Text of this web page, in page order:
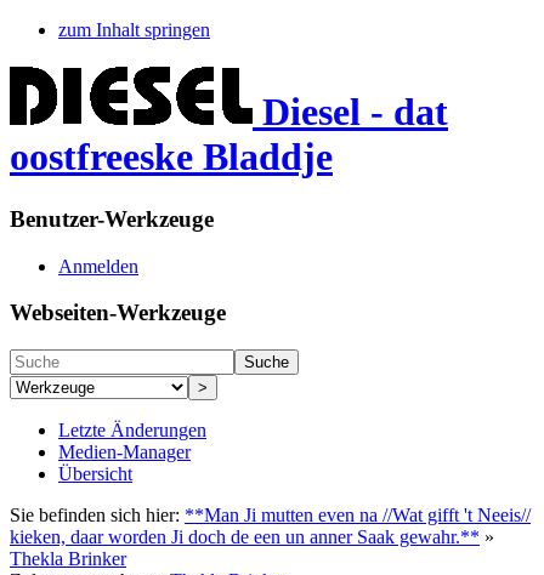
zum Inhalt springen
Diesel - dat
oostfreeske Bladdje
Benutzer-Werkzeuge
Anmelden
Webseiten-Werkzeuge
Suche
>
Letzte Änderungen
Medien-Manager
Übersicht
Sie befinden sich hier: **Man Ji mutten even na //Wat gifft 't Neeis//
kieken, daar worden Ji doch de een un anner Saak gewahr.** »
Thekla Brinker